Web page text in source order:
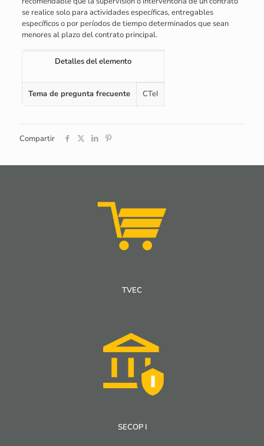
se realice solo para actividades específicas, entregables
específicos o por períodos de tiempo determinados que sean
menores al plazo del contrato principal.
Detalles del elemento
Tema de pregunta frecuente CTeI
Compartir
TVEC
SECOP I